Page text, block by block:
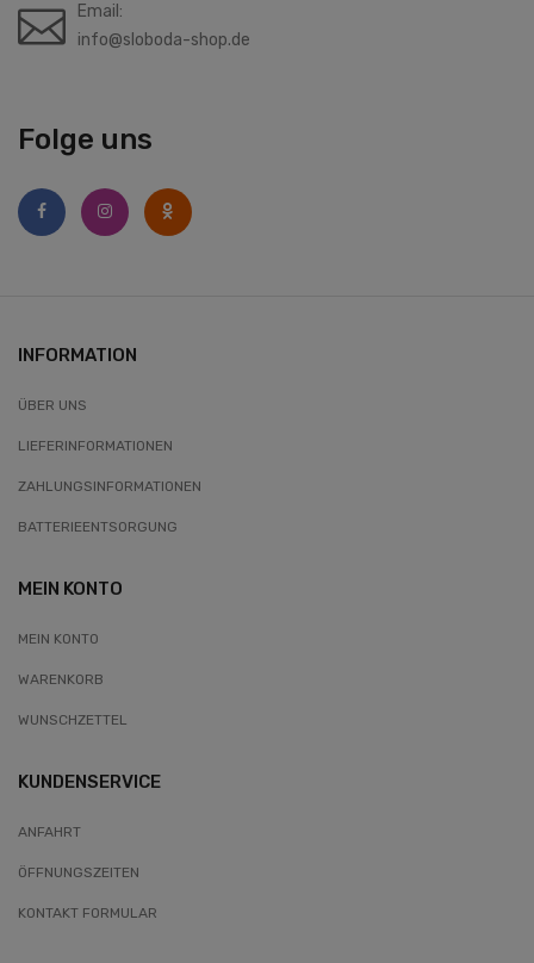
Folge uns
Email:
info@sloboda-shop.de
INFORMATION
ÜBER UNS
LIEFERINFORMATIONEN
ZAHLUNGSINFORMATIONEN
BATTERIEENTSORGUNG
MEIN KONTO
MEIN KONTO
WARENKORB
WUNSCHZETTEL
KUNDENSERVICE
ANFAHRT
ÖFFNUNGSZEITEN
KONTAKT FORMULAR